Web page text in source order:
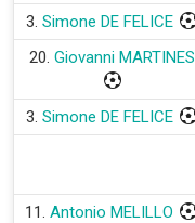
3. Simone DE FELICE
20. Giovanni MARTINES
3. Simone DE FELICE
11. Antonio MELILLO